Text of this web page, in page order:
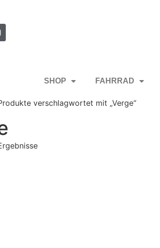
SHOP FAHRRAD
verschlagwortet mit „Verge“